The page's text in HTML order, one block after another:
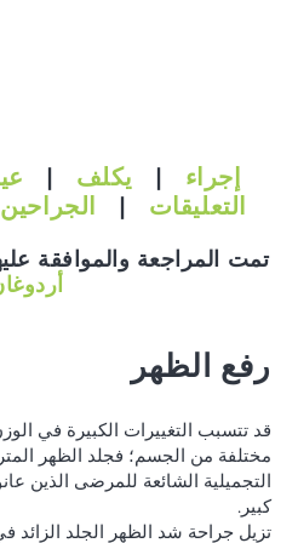
إجراء | يكلف |
التعليقات
| الجراحين
تمت المراجعة والموافقة
رفع الظهر
قد تتسبب التغييرات الكبيرة في
مختلفة من الجسم؛ فجلد الظهر
التجميلية الشائعة للمرضى الذين
كبير.
تزيل جراحة شد الظهر الجلد الزائد